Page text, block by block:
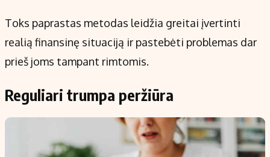
Toks paprastas metodas leidžia greitai įvertinti
realią finansinę situaciją ir pastebėti problemas dar
prieš joms tampant rimtomis.
Reguliari trumpa peržiūra